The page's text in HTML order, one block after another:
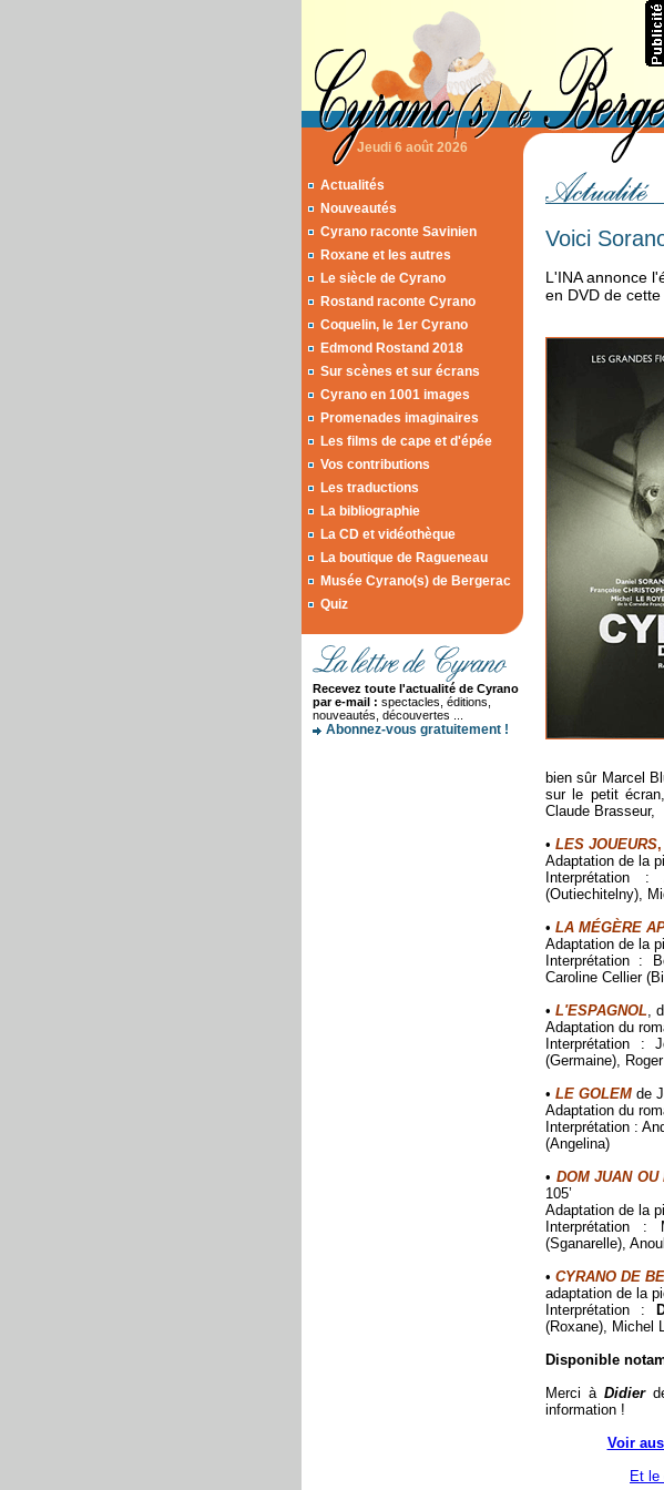
Jeudi 6 août 2026
Actualités
Nouveautés
Cyrano raconte Savinien
Roxane et les autres
Le siècle de Cyrano
Rostand raconte Cyrano
Coquelin, le 1er Cyrano
Edmond Rostand 2018
Sur scènes et sur écrans
Cyrano en 1001 images
Promenades imaginaires
Les films de cape et d'épée
Vos contributions
Les traductions
La bibliographie
La CD et vidéothèque
La boutique de Ragueneau
Musée Cyrano(s) de Bergerac
Quiz
Recevez toute l'actualité de Cyrano
par e-mail : spectacles, éditions,
nouveautés, découvertes ...
Abonnez-vous gratuitement !
Voici
L'INA annonce
en DVD de
bien sûr Marcel
sur le petit
Claude Brasseur,
• LES JOUEURS,
Adaptation de la
Interprétation :
(Outiechitelny),
• LA MÉGÈRE
Adaptation de la
Interprétation :
Caroline Cellier
• L'ESPAGNOL,
Adaptation du
Interprétation :
(Germaine),
• LE GOLEM de
Adaptation du
Interprétation :
(Angelina)
• DOM JUAN
105’
Adaptation de la
Interprétation :
(Sganarelle),
• CYRANO DE
adaptation de la
Interprétation :
(Roxane), Michel
Disponible
Merci àDidier
information !
Voir
Et le